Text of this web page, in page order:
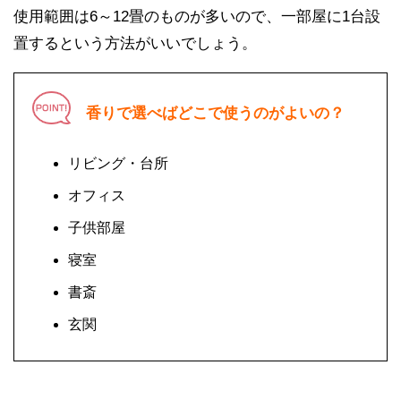
使用範囲は6～12畳のものが多いので、一部屋に1台設
置するという方法がいいでしょう。
香りで選べばどこで使うのがよいの？
リビング・台所
オフィス
子供部屋
寝室
書斎
玄関